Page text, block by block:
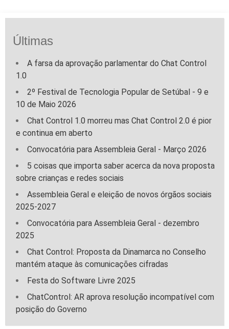
Últimas
A farsa da aprovação parlamentar do Chat Control
1.0
2º Festival de Tecnologia Popular de Setúbal - 9 e
10 de Maio 2026
Chat Control 1.0 morreu mas Chat Control 2.0 é pior
e continua em aberto
Convocatória para Assembleia Geral - Março 2026
5 coisas que importa saber acerca da nova proposta
sobre crianças e redes sociais
Assembleia Geral e eleição de novos órgãos sociais
2025-2027
Convocatória para Assembleia Geral - dezembro
2025
Chat Control: Proposta da Dinamarca no Conselho
mantém ataque às comunicações cifradas
Festa do Software Livre 2025
ChatControl: AR aprova resolução incompatível com
posição do Governo